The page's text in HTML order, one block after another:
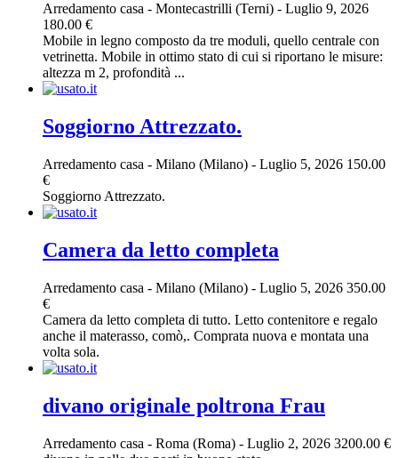
Arredamento casa - Montecastrilli (Terni) - Luglio 9, 2026
180.00 €
Mobile in legno composto da tre moduli, quello centrale con
vetrinetta. Mobile in ottimo stato di cui si riportano le misure:
altezza m 2, profondità ...
Soggiorno Attrezzato.
Arredamento casa - Milano (Milano) - Luglio 5, 2026 150.00
€
Soggiorno Attrezzato.
Camera da letto completa
Arredamento casa - Milano (Milano) - Luglio 5, 2026 350.00
€
Camera da letto completa di tutto. Letto contenitore e regalo
anche il materasso, comò,. Comprata nuova e montata una
volta sola.
divano originale poltrona Frau
Arredamento casa - Roma (Roma) - Luglio 2, 2026 3200.00 €